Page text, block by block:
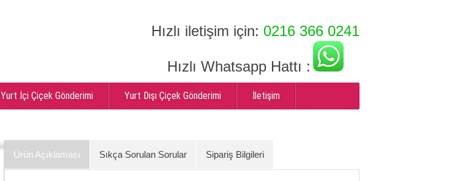
Hızlı iletişim için: 0216 366 0241
Hızlı Whatsapp Hattı :
Yurt İçi Çiçek Gönderimi Yurt Dışı Çiçek Gönderimi İletişim
Ürün Açıklaması Sıkça Sorulan Sorular Sipariş Bilgileri